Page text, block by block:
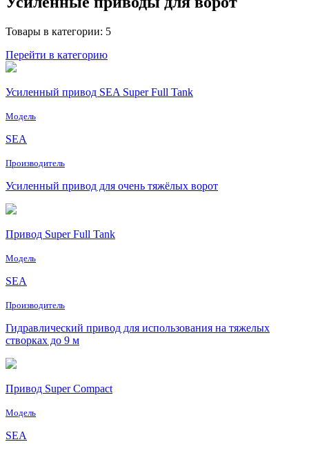
Товары в категории: 5
Перейти в категорию
Усиленный привод SEA Super Full Tank
Модель
SEA
Производитель
Усиленный привод для очень тяжёлых ворот
Привод Super Full Tank
Модель
SEA
Производитель
Гидравлический привод для использования на тяжелых
створках до 9 м
Привод Super Compact
Модель
SEA